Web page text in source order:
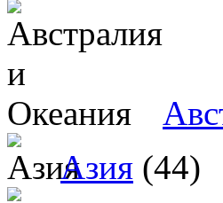
Азия (44)